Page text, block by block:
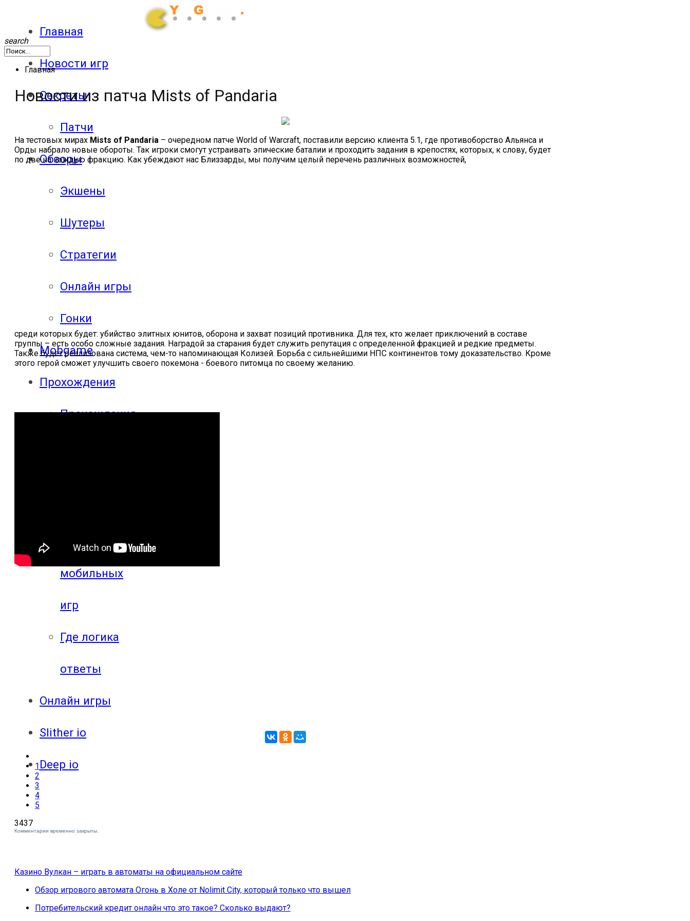
Главная
Новости игр
Секреты
Патчи
Обзоры
Экшены
Шутеры
Стратегии
Онлайн игры
Гонки
Mobgame
Прохождения
Прохождения
прохождения
мобильных
игр
Где логика
ответы
Онлайн игры
Slither io
Deep io
search
Главная
Новости из патча Mists of Pandaria
На тестовых мирах Mists of Pandaria – очередном патче World of Warcraft, поставили версию клиента 5.1, где противоборство Альянса и
Орды набрало новые обороты. Так игроки смогут устраивать эпические баталии и проходить задания в крепостях, которых, к слову, будет
по две на каждую фракцию. Как убеждают нас Близзарды, мы получим целый перечень различных возможностей,
среди которых будет: убийство элитных юнитов, оборона и захват позиций противника. Для тех, кто желает приключений в составе
группы – есть особо сложные задания. Наградой за старания будет служить репутация с определенной фракцией и редкие предметы.
Также будет реализована система, чем-то напоминающая Колизей. Борьба с сильнейшими НПС континентов тому доказательство. Кроме
этого герой сможет улучшить своего покемона - боевого питомца по своему желанию.
1
2
3
4
5
3437
Комментарии временно закрыты.
Казино Вулкан – играть в автоматы на официальном сайте
Обзор игрового автомата Огонь в Холе от Nolimit City, который только что вышел
Потребительский кредит онлайн что это такое? Сколько выдают?